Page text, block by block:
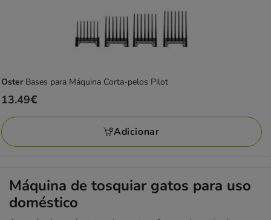
Oster Bases para Máquina Corta-pelos Pilot
Preço
13.49€
13.49€
Adicionar
Máquina de tosquiar gatos para uso
doméstico